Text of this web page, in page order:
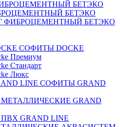
БЕТЭКО
ФИБРОЦЕМЕНТНЫЙ БЕТЭКО
СОФИТЫ DOCKE
Премиум
Стандарт
Люкс
СОФИТЫ GRAND
GRAND
GRAND LINE